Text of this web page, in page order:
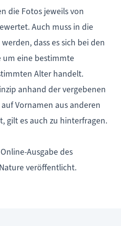
die Fotos jeweils von
Auch muss in die
dass es sich bei den
um eine bestimmte
Alter handelt.
anhand der vergebenen
Vornamen aus anderen
gilt es auch zu hinterfragen.
Ausgabe des
veröffentlicht.